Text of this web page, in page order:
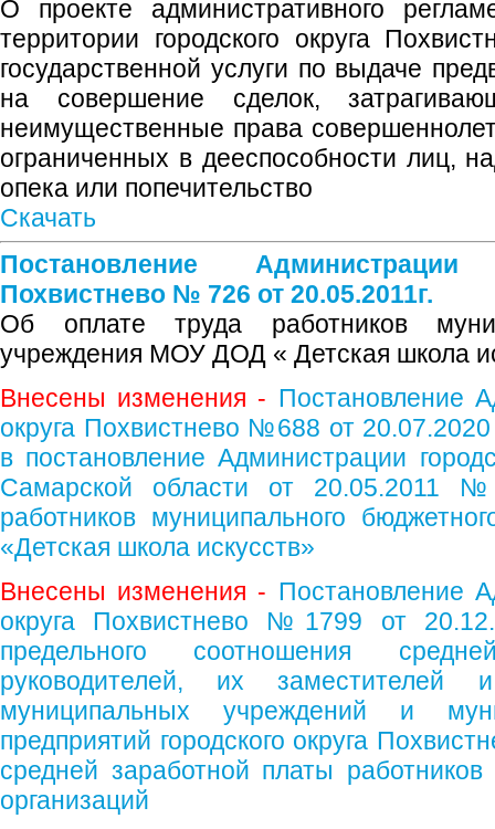
О проекте административного
территории городского округа
государственной услуги по выдаче
на совершение сделок,
неимущественные права
ограниченных в дееспособности лиц,
опека или попечительство
Скачать
Постановление
Похвистнево № 726 от 20.05.2011г.
Об оплате труда работников
учреждения МОУ ДОД « Детская школа
Внесены изменения - Постановление
округа Похвистнево №688 от
в постановление Администрации
Самарской области от 20.05.2011
работников муниципального
«Детская школа искусств»
Внесены изменения - Постановление
округа Похвистнево №1799 от
предельного соотношения
руководителей, их заместителей
муниципальных учреждений и
предприятий городского округа
средней заработной платы работников
организаций